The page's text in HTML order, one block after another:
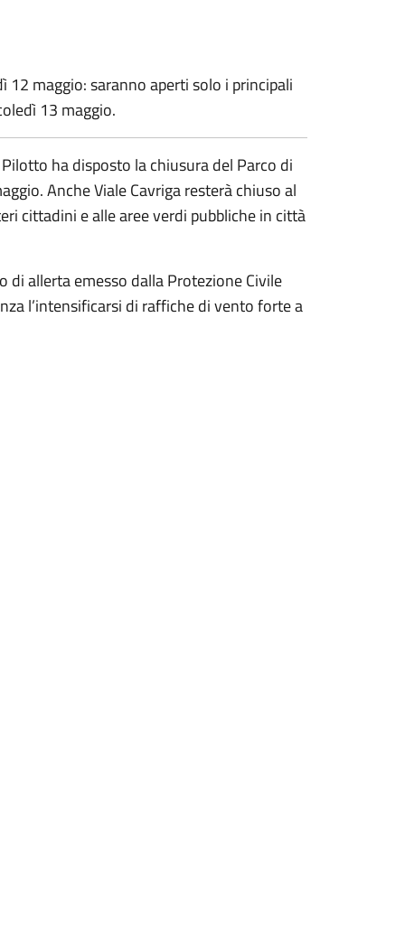
12 maggio: saranno aperti solo i principali
13 maggio.
ha disposto la chiusura del Parco di
Anche Viale Cavriga resterà chiuso al
cittadini e alle aree verdi pubbliche in città
di allerta emesso dalla Protezione Civile
l’intensificarsi di raffiche di vento forte a